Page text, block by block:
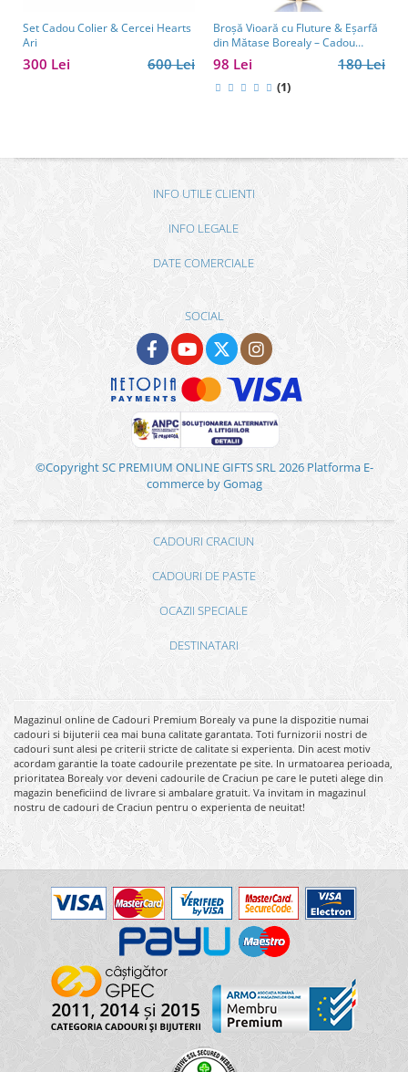
Set Cadou Colier & Cercei Hearts
Ari
600 Lei
300 Lei
Broșă Vioară cu Fluture & Eșarfă
din Mătase Borealy – Cadou
Elegant pentru Femei
180 Lei
98 Lei
(1)
INFO UTILE CLIENTI
INFO LEGALE
DATE COMERCIALE
SOCIAL
©Copyright SC PREMIUM ONLINE GIFTS SRL 2026 Platforma E-
commerce by Gomag
CADOURI CRACIUN
CADOURI DE PASTE
OCAZII SPECIALE
DESTINATARI
Magazinul online de Cadouri Premium Borealy va pune la dispozitie numai
cadouri si bijuterii cea mai buna calitate garantata. Toti furnizorii nostri de
cadouri sunt alesi pe criterii stricte de calitate si experienta. Din acest motiv
acordam garantie la toate cadourile prezentate pe site. In urmatoarea perioada,
prioritatea Borealy vor deveni cadourile de Craciun pe care le puteti alege din
magazin beneficiind de livrare si ambalare gratuit. Va invitam in magazinul
nostru de cadouri de Craciun pentru o experienta de neuitat!